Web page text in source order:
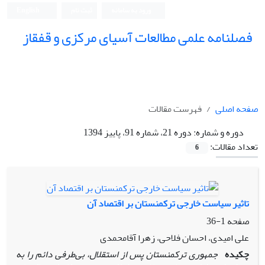
فصلنامه علمی مطالعات آسیای مرکزی و قفقاز
صفحه اصلی
فهرست مقالات
دوره و شماره:دوره 21، شماره 91، پاییز 1394
تعداد مقالات:
6
تاثیر سیاست خارجی ترکمنستان بر اقتصاد آن
صفحه1-36
علی امیدی، احسان فلاحی، زهرا آقامحمدی
چکیده جمهوری ترکمنستان پس از استقلال، بی‌طرفی دائم را به